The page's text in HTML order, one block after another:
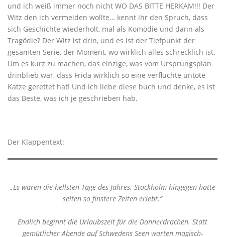
und ich weiß immer noch nicht WO DAS BITTE HERKAM!!! Der
Witz den ich vermeiden wollte… kennt ihr den Spruch, dass
sich Geschichte wiederholt, mal als Komödie und dann als
Tragödie? Der Witz ist drin, und es ist der Tiefpunkt der
gesamten Serie, der Moment, wo wirklich alles schrecklich ist.
Um es kurz zu machen, das einzige, was vom Ursprungsplan
drinblieb war, dass Frida wirklich so eine verfluchte untote
Katze gerettet hat! Und ich liebe diese buch und denke, es ist
das Beste, was ich je geschrieben hab.
Der Klappentext:
„Es waren die hellsten Tage des Jahres. Stockholm hingegen hatte
selten so finstere Zeiten erlebt.“
Endlich beginnt die Urlaubszeit für die Donnerdrachen. Statt
gemütlicher Abende auf Schwedens Seen warten magisch-